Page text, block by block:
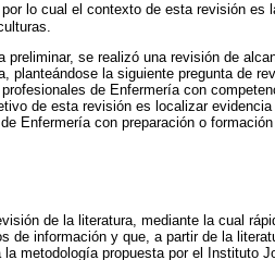
por lo cual el contexto de esta revisión es
se realizó una revisión de
planteándose la siguiente pregunta de
de Enfermería con
de esta revisión es localizar
Enfermería con preparación o
de la literatura, mediante la cual
de información y que, a partir de la
metodología propuesta por el Instituto